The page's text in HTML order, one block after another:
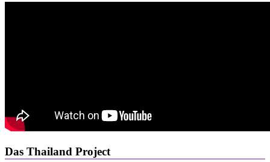
Das Thailand Project